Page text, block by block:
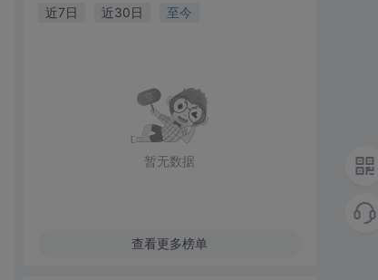
近7日 近30日 至今
暂无数据
查看更多榜单